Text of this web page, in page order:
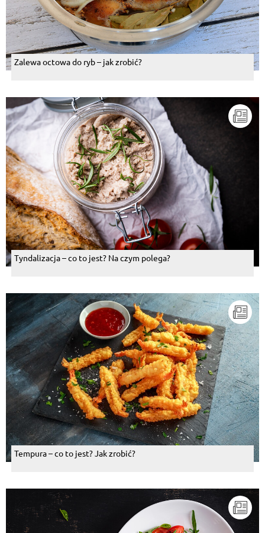
Zalewa octowa do ryb – jak zrobić?
Tyndalizacja – co to jest? Na czym polega?
Tempura – co to jest? Jak zrobić?